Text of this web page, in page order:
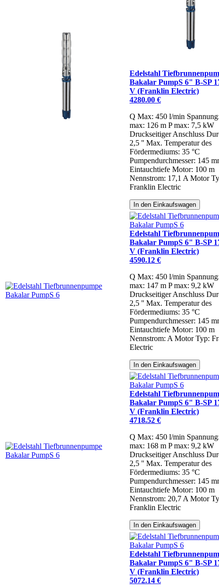
Edelstahl
Bakalar PumpS 6" B-SP
V (Franklin Electric)
4280.00 €
Q Max: 450 l/min
max: 126 m P max: 7,5 kW
Druckseitiger Anschluss
2,5 '' Max. Temperatur des
Fördermediums: 35 °C
Pumpendurchmesser: 145
Eintauchtiefe Motor: 100 m
Nennstrom: 17,1 A Motor
Franklin Electric
In den Einkaufswagen
Edelstahl
Bakalar PumpS 6" B-SP
V (Franklin Electric)
4590.12 €
Q Max: 450 l/min
max: 147 m P max: 9,2 kW
Druckseitiger Anschluss
2,5 '' Max. Temperatur des
Fördermediums: 35 °C
Pumpendurchmesser: 145
Eintauchtiefe Motor: 100 m
Nennstrom: A Motor Typ:
Electric
In den Einkaufswagen
Edelstahl
Bakalar PumpS 6" B-SP
V (Franklin Electric)
4718.52 €
Q Max: 450 l/min
max: 168 m P max: 9,2 kW
Druckseitiger Anschluss
2,5 '' Max. Temperatur des
Fördermediums: 35 °C
Pumpendurchmesser: 145
Eintauchtiefe Motor: 100 m
Nennstrom: 20,7 A Motor
Franklin Electric
In den Einkaufswagen
Edelstahl
Bakalar PumpS 6" B-SP
V (Franklin Electric)
5072.14 €